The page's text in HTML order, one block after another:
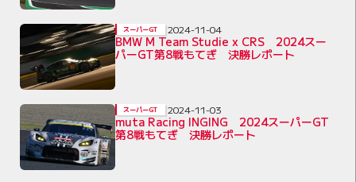
BMW M Team Studie x CRS 2024スー
パーGT第8戦もてぎ 決勝レポート
スーパーGT 2024-11-04
muta Racing INGING 2024スーパーGT
第8戦もてぎ 決勝レポート
スーパーGT 2024-11-03